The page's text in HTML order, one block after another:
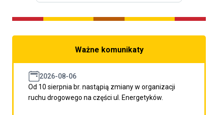
Ważne komunikaty
2026-08-06
Od 10 sierpnia br. nastąpią zmiany w organizacji
ruchu drogowego na części ul. Energetyków.